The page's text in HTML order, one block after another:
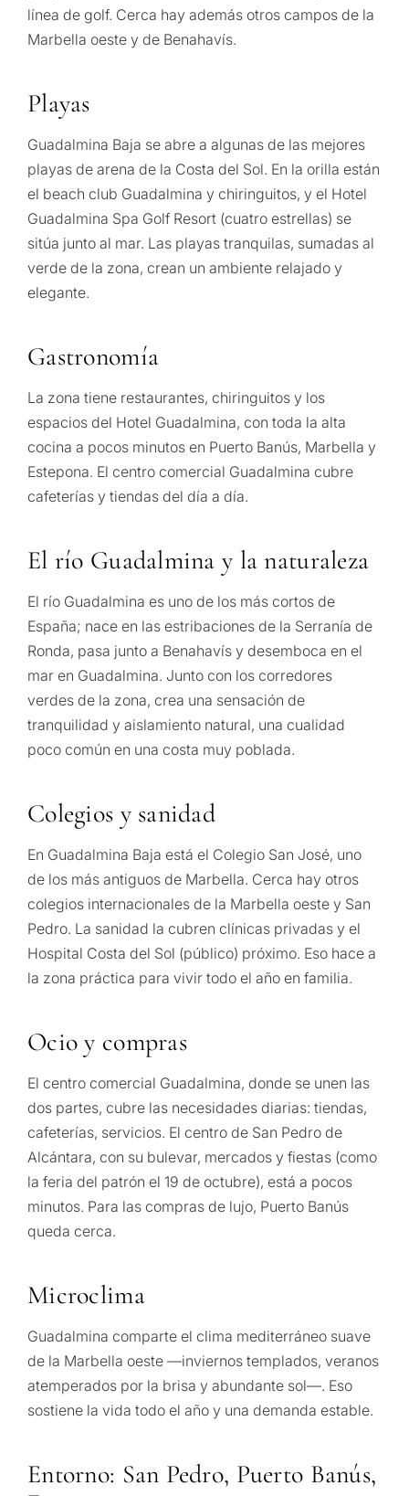
línea de golf. Cerca hay además otros campos de la
Marbella oeste y de Benahavís.
Playas
Guadalmina Baja se abre a algunas de las mejores
playas de arena de la Costa del Sol. En la orilla están
el beach club Guadalmina y chiringuitos, y el Hotel
Guadalmina Spa Golf Resort (cuatro estrellas) se
sitúa junto al mar. Las playas tranquilas, sumadas al
verde de la zona, crean un ambiente relajado y
elegante.
Gastronomía
La zona tiene restaurantes, chiringuitos y los
espacios del Hotel Guadalmina, con toda la alta
cocina a pocos minutos en Puerto Banús, Marbella y
Estepona. El centro comercial Guadalmina cubre
cafeterías y tiendas del día a día.
El río Guadalmina y la naturaleza
El río Guadalmina es uno de los más cortos de
España; nace en las estribaciones de la Serranía de
Ronda, pasa junto a Benahavís y desemboca en el
mar en Guadalmina. Junto con los corredores
verdes de la zona, crea una sensación de
tranquilidad y aislamiento natural, una cualidad
poco común en una costa muy poblada.
Colegios y sanidad
En Guadalmina Baja está el Colegio San José, uno
de los más antiguos de Marbella. Cerca hay otros
colegios internacionales de la Marbella oeste y San
Pedro. La sanidad la cubren clínicas privadas y el
Hospital Costa del Sol (público) próximo. Eso hace a
la zona práctica para vivir todo el año en familia.
Ocio y compras
El centro comercial Guadalmina, donde se unen las
dos partes, cubre las necesidades diarias: tiendas,
cafeterías, servicios. El centro de San Pedro de
Alcántara, con su bulevar, mercados y fiestas (como
la feria del patrón el 19 de octubre), está a pocos
minutos. Para las compras de lujo, Puerto Banús
queda cerca.
Microclima
Guadalmina comparte el clima mediterráneo suave
de la Marbella oeste —inviernos templados, veranos
atemperados por la brisa y abundante sol—. Eso
sostiene la vida todo el año y una demanda estable.
Entorno: San Pedro, Puerto Banús,